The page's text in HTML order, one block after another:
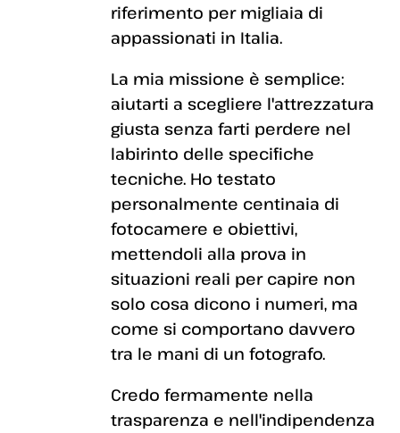
riferimento per migliaia di
appassionati in Italia.
La mia missione è semplice:
aiutarti a scegliere l'attrezzatura
giusta senza farti perdere nel
labirinto delle specifiche
tecniche. Ho testato
personalmente centinaia di
fotocamere e obiettivi,
mettendoli alla prova in
situazioni reali per capire non
solo cosa dicono i numeri, ma
come si comportano davvero
tra le mani di un fotografo.
Credo fermamente nella
trasparenza e nell'indipendenza